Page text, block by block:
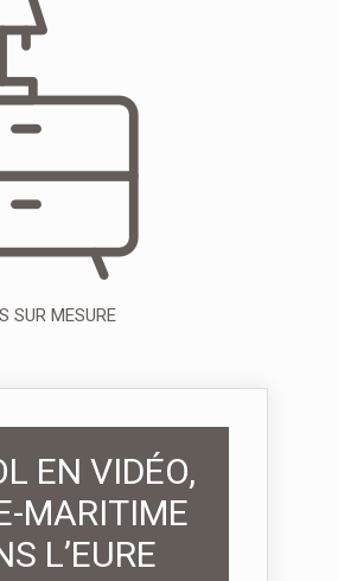
SUR MESURE
EN VIDÉO,
MARITIME
L’EURE